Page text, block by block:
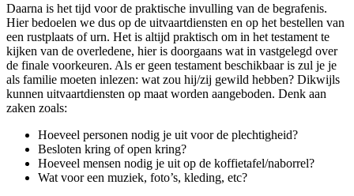
Daarna is het tijd voor de praktische invulling van de begrafenis.
Hier bedoelen we dus op de uitvaartdiensten en op het bestellen van
een rustplaats of urn. Het is altijd praktisch om in het testament te
kijken van de overledene, hier is doorgaans wat in vastgelegd over
de finale voorkeuren. Als er geen testament beschikbaar is zul je je
als familie moeten inlezen: wat zou hij/zij gewild hebben? Dikwijls
kunnen uitvaartdiensten op maat worden aangeboden. Denk aan
zaken zoals:
Hoeveel personen nodig je uit voor de plechtigheid?
Besloten kring of open kring?
Hoeveel mensen nodig je uit op de koffietafel/naborrel?
Wat voor een muziek, foto’s, kleding, etc?